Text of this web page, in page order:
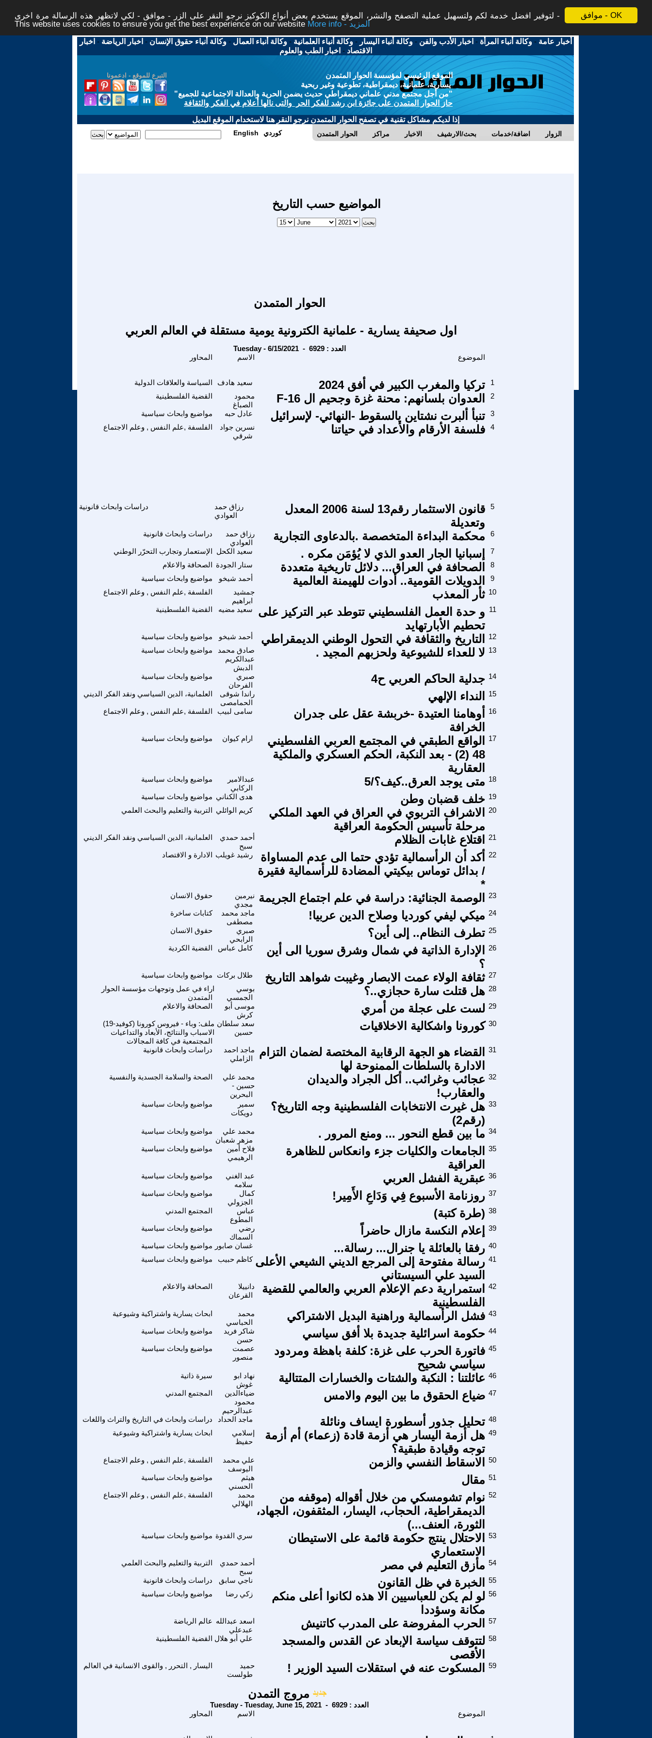
موافق - OK
لتوفير افضل خدمة لكم ولتسهيل عملية التصفح والنشر، الموقع يستخدم بعض أنواع الكوكيز نرجو النقر على الزر - موافق - لكي لاتظهر هذه الرسالة مرة اخرى -
This website uses cookies to ensure you get the best experience on our website
More info - المزيد
أخبار عامة -وكالة أنباء المرأة - اخبار الأدب والفن -وكالة أنباء اليسار -وكالة أنباء العلمانية -وكالة أنباء العمال -وكالة أنباء حقوق الإنسان - اخبار الرياضة - اخبار
الاقتصاد - اخبار الطب والعلوم
التبرع للموقع - ادعمونا
الموقع الرئيسي لمؤسسة الحوار المتمدن
يسارية، علمانية، ديمقراطية، تطوعية وغير ربحية
"من أجل مجتمع مدني علماني ديمقراطي حديث يضمن الحرية والعدالة الاجتماعية للجميع"
حاز الحوار المتمدن على جائزة ابن رشد للفكر الحر والتى نالها أعلام في الفكر والثقافة
إذا لديكم مشاكل تقنية في تصفح الحوار المتمدن نرجو النقر هنا لاستخدام الموقع البديل
الحوار المتمدن مراكز الاخبار بحث/الارشيف اضافة/خدمات الزوار English كوردي
المواضيع حسب التاريخ
الحوار المتمدن
اول صحيفة يسارية - علمانية الكترونية يومية مستقلة في العالم العربي
Tuesday - 6/15/2021 - العدد : 6929
الاسم الموضوع
السياسة والعلاقات الدولية سعيد هادف تركيا والمغرب الكبير في أفق 2024
1
القضية الفلسطينية
محمود
الصباغ
العدوان بلسانهم: محنة غزة وجحيم ال F-16 2
مواضيع وابحاث سياسية عادل حبه تنبأ ألبرت نشتاين يالسقوط -النهائي- لإسرائيل
3
الفلسفة ,علم النفس , وعلم الاجتماع
نسرين جواد
شرقي
فلسفة الأرقام والأعداد في حياتنا 4
دراسات وابحاث قانونية
رزاق حمد
العوادي
قانون الاستثمار رقم13 لسنة 2006 المعدل
وتعديلة
5
دراسات وابحاث قانونية
رزاق حمد
العوادي
محكمة البداءة المتخصصة .بالدعاوى التجارية 6
الإستعمار وتجارب التحرّر الوطني سعيد الكحل إسبانيا الجار العدو الذي لا يُؤمَن مكره .
7
الصحافة والاعلام ستار الجودة الصحافة في العراق... دلائل تاريخية متعددة
8
مواضيع وابحاث سياسية
أحمد شيخو الدويلات القومية.. أدوات للهيمنة العالمية
9
الفلسفة ,علم النفس , وعلم الاجتماع
جمشيد
ابراهيم
ثأر المعذب 10
القضية الفلسطينية سعيد مضيه
و حدة العمل الفلسطيني تتوطد عبر التركيز على
تحطيم الأبارتهايد
11
مواضيع وابحاث سياسية أحمد شيخو التاريخ والثقافة في التحول الوطني الديمقراطي
12
مواضيع وابحاث سياسية
صادق محمد
عبدالكريم
الدبش
لا للعداء للشيوعية ولحزبهم المجيد . 13
مواضيع وابحاث سياسية
صبري
الفرحان
جدلية الحاكم العربي ح4 14
العلمانية، الدين السياسي ونقد الفكر الديني
راندا شوقى
الحمامصى
النداء الإلهي 15
الفلسفة ,علم النفس , وعلم الاجتماع سامى لبيب
أوهامنا العتيدة -خربشة عقل على جدران
الخرافة
16
مواضيع وابحاث سياسية ارام كيوان
الواقع الطبقي في المجتمع العربي الفلسطيني
48 (2) - بعد النكبة، الحكم العسكري والملكية
العقارية
17
مواضيع وابحاث سياسية
عبدالامير
الركابي
متى يوجد العرق..كيف؟/5 18
مواضيع وابحاث سياسية هدى الكناني خلف قضبان وطن 19
التربية والتعليم والبحث العلمي كريم الوائلي
الاشراف التربوي في العراق في العهد الملكي
مرحلة تأسيس الحكومة العراقية
20
العلمانية، الدين السياسي ونقد الفكر الديني
أحمد حمدي
سبح
اقتلاع غابات الظلام 21
الادارة و الاقتصاد رشيد غويلب
أكد أن الرأسمالية تؤدي حتما الى عدم المساواة
/ بدائل توماس بيكيتي المضادة للرأسمالية فقيرة
*
22
حقوق الانسان
نيرمين
مجدي
الوصمة الجنائية: دراسة في علم اجتماع الجريمة 23
كتابات ساخرة
ماجد محمد
مصطفى
ميكي ليفي كورديا وصلاح الدين عربيا! 24
حقوق الانسان
صبري
الرابحي
تطرف النظام.. إلى أين؟ 25
القضية الكردية كامل عباس
الإدارة الذاتية في شمال وشرق سوريا الى أين
؟
26
مواضيع وابحاث سياسية طلال بركات ثقافة الولاء عمت الابصار وغيبت شواهد التاريخ 27
اراء في عمل وتوجهات مؤسسة الحوار
المتمدن
بوسي
الجمسي
هل قتلت سارة حجازي..؟ 28
الصحافة والاعلام
موسى أبو
كرش
لست على عجلة من أمري 29
ملف: وباء - فيروس كورونا (كوفيد-19)
الاسباب والنتائج، الأبعاد والتداعيات
المجتمعية في كافة المجالات
سعد سلطان
حسين
كورونا واشكالية الاخلاقيات 30
دراسات وابحاث قانونية
ماجد احمد
الزاملي
القضاء هو الجهة الرقابية المختصة لضمان التزام
الادارة بالسلطات الممنوحة لها
31
الصحة والسلامة الجسدية والنفسية
محمد علي
حسين -
البحرين
عجائب وغرائب.. أكل الجراد والديدان
والعقارب!
32
مواضيع وابحاث سياسية
سمير
دويكات
هل غيرت الانتخابات الفلسطينية وجه التاريخ؟
(رقم2)
33
مواضيع وابحاث سياسية
محمد علي
مزهر شعبان
ما بين قطع النحور ... ومنع المرور . 34
مواضيع وابحاث سياسية
فلاح أمين
الرهيمي
الجامعات والكليات جزء وانعكاس للظاهرة
العراقية
35
مواضيع وابحاث سياسية
عبد الغني
سلامه
عبقرية الفشل العربي 36
مواضيع وابحاث سياسية
كمال
الجزولي
روزنامة الأسبوع فِي وَدَاعِ الأَمِير! 37
المجتمع المدني
عباس
المطوع
(طرة كتبة) 38
مواضيع وابحاث سياسية
رضي
السماك
إعلام النكسة مازال حاضراً 39
مواضيع وابحاث سياسية غسان صابور رفقا بالعائلة يا جنرال... رسالة... 40
مواضيع وابحاث سياسية
كاظم حبيب رسالة مفتوحة إلى المرجع الديني الشيعي الأعلى
السيد علي السيستاني
41
الصحافة والاعلام
دانييلا
القرعان
استمرارية دعم الإعلام العربي والعالمي للقضية
الفلسطينية
42
ابحاث يسارية واشتراكية وشيوعية
محمد
الحباسي
فشل الرأسمالية وراهنية البديل الاشتراكي 43
مواضيع وابحاث سياسية
شاكر فريد
حسن
حكومة اسرائلية جديدة بلا أفق سياسي 44
مواضيع وابحاث سياسية
عصمت
منصور
فاتورة الحرب على غزة: كلفة باهظة ومردود
سياسي شحيح
45
سيرة ذاتية
نهاد ابو
غوش
عائلتنا : النكبة والشتات والخسارات المتتالية 46
المجتمع المدني
ضياءالدين
محمود
عبدالرحيم
ضياع الحقوق ما بين اليوم والامس 47
دراسات وابحاث في التاريخ والتراث واللغات ماجد الحداد تحليل جذور أسطورة ايساف ونائلة 48
ابحاث يسارية واشتراكية وشيوعية
إسلامي
حفيظ
هل أزمة اليسار هي أزمة قادة (زعماء) أم أزمة
توجه وقيادة طبقية؟
49
الفلسفة ,علم النفس , وعلم الاجتماع
علي محمد
اليوسف
الاسقاط النفسي والزمن 50
مواضيع وابحاث سياسية
هيثم
الحسني
مقال 51
الفلسفة ,علم النفس , وعلم الاجتماع
محمد
الهلالي
نوام تشومسكي من خلال أقواله (موقفه من
الديمقراطية، الحجاب، اليسار، المثقفون، الجهاد،
الثورة، العنف...)
52
مواضيع وابحاث سياسية سري القدوة
الاحتلال ينتج حكومة قائمة على الاستيطان
الاستعماري
53
التربية والتعليم والبحث العلمي
أحمد حمدي
سبح
مأزق التعليم في مصر 54
دراسات وابحاث قانونية ناجي سابق الخبرة في ظل القانون
55
مواضيع وابحاث سياسية
زكي رضا
لو لم يكن للعباسيين الا هذه لكانوا أعلى منكم
مكانة وسؤددا
56
عالم الرياضة اسعد عبدالله
عبدعلي
الحرب المفروضة على المدرب كاتنيش 57
القضية الفلسطينية علي أبو هلال
لتتوقف سياسة الإبعاد عن القدس والمسجد
الأقصى
58
اليسار , التحرر , والقوى الانسانية في العالم
حميد
طولست
المسكوت عنه في استقلات السيد الوزير ! 59
مروج التمدن
Tuesday - Tuesday, June 15, 2021 - العدد : 6929
الاسم الموضوع